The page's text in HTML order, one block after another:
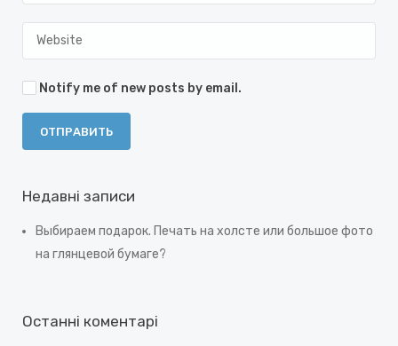
Notify me of new posts by email.
Недавні записи
Выбираем подарок. Печать на холсте или большое фото
на глянцевой бумаге?
Останні коментарі